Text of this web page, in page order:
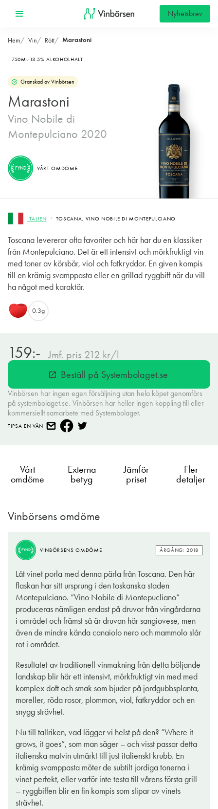
Nyhetsbrev
Hem Vin Rött Marastoni
750ML 13.5% ALKOHOLHALT
Granskad av Vinbörsen
Marastoni
Vino Nobile di
Montepulciano 2020
ITALIEN TOSCANA, VINO NOBILE DI MONTEPULCIANO
Toscana levererar ofta favoriter och här har du en klassiker
från Montepulciano. Det är ett intensivt och mörkfruktigt vin
med toner av körsbär, viol och fatkryddor. En given kompis
till en krämig svamppasta eller en grillad ryggbiff när du vill
ha något med karaktär.
FYND VÅRT OMDÖME
0.3g
159:- Jmf. pris 212 kr/l
open_in_new Beställ på Systembolaget.se
Vinbörsen har ingen egen försäljning utan hela köpet genomförs
på systembolaget.se. Vinbörsen har heller ingen koppling till eller
kommersiellt samarbete med Systembolaget.
TIPSA EN VÄN
Vårt
omdöme
Externa
betyg
Jämför
priset
Fler
detaljer
Vinbörsens omdöme
FYND VINBÖRSENS OMDÖME ÅRGÅNG: 2018
Låt vinet porla med denna pärla från Toscana. Den här
flaskan har sitt ursprung i den toskanska staden
Montepulciano. ”Vino Nobile di Montepucliano”
produceras nämligen endast på druvor från vingårdarna
i området och främst så är druvan här sangiovese, men
även de mindre kända canaiolo nero och mammolo slår
rot i området.
Resultatet av traditionell vinmakning från detta böljande
landskap blir här ett intensivt, mörkfruktigt vin med med
komplex doft och smak som bjuder på jordgubbsplanta,
moreller, röda rosor, plommon, viol, fatkryddor och en
snygg strävhet.
Nu till tallriken, vad lägger vi helst på den? ”Where it
grows, it goes”, som man säger – och visst passar detta
italienska matvin utmärkt till just italienskt krubb. En
krämig svamppasta möter de subtilt jordiga tonerna i
vinet perfekt, eller varför inte testa till vårens första grill
– ryggbiffen blir en fin kompis som slipar av vinets
strävhet.
FYND VINBÖRSENS OMDÖME
den högsta kvalitetsklassen DOCG, efter att den italienska
vinlagen reviderades 1963. Skälet var att denna högsta rang
verkligen skulle utgöra toppen av vinberget i Italien och
vinerna var därför tvungna att kvala dit efter lång och trogen
tjänst. Parallellt förlänades brunellon från granndistriktet
Montalcino och Piemontes två giganter, barolo och
barbaresco, samma status, men för dessa stipulerades längre
fatlagring och på så sätt vann det nobla vinet från
Montepulciano kapplöpningen på mållinjen.
Själv har jag alltid varit en stor beundrare av denna
vindenomination med de, i mitt tycke, elegantaste rödvinerna i
Toscana. Smakprovet här utgör inget undantag och erbjuder en
stor, härligt innehållsrik och uttrycksfull doft med bestämda,
ytterst aptitretande och klart finessrika mineraltoner som skiljer
denna sangiovese från chianti och brunello, regionens två
andra stjärnor. Smaken är lång, stringent och förnäm med svala,
osötade druvaromer och en väl utsträckt framtidspotential, utan
att vinet för den skull kräver ytterligare lagring. Att hitta god
mat som passar till är inte svårt och det överlåter jag med